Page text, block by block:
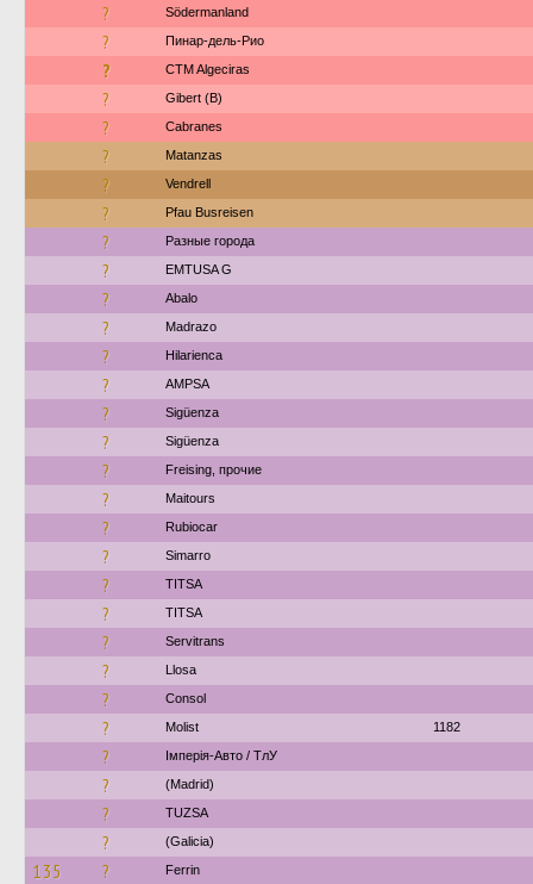
? Södermanland
? Пинар-дель-Рио
? CTM Algeciras
? Gibert (B)
? Cabranes
? Matanzas
? Vendrell
? Pfau Busreisen
? Разные города
? EMTUSA G
? Abalo
? Madrazo
? Hilarienca
? AMPSA
? Sigüenza
? Sigüenza
? Freising, прочие
? Maitours
? Rubiocar
? Simarro
? TITSA
? TITSA
? Servitrans
? Llosa
? Consol
? Molist 1182
? Імперія-Авто / ТлУ
? (Madrid)
? TUZSA
? (Galicia)
135 ? Ferrin